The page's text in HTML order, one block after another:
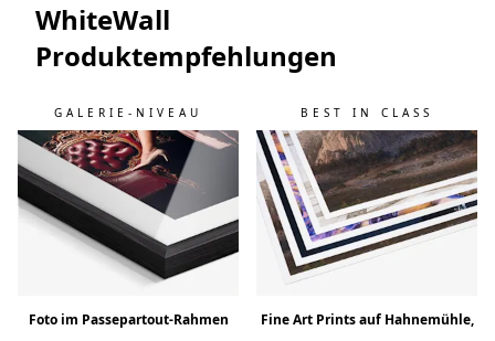
WhiteWall
Produktempfehlungen
GALERIE-NIVEAU
Foto im Passepartout-Rahmen
BEST IN CLASS
Fine Art Prints auf Hahnemühle,